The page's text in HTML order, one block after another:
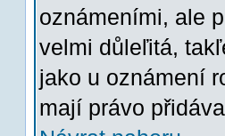
oznámeními, ale
velmi důleľitá,
jako u oznámení
mají právo